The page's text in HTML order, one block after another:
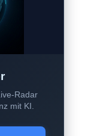
Radar
mit KI.